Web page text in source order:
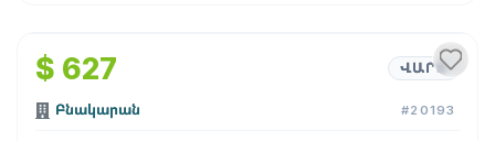
$ 627 ՎԱՐՁ
Բնակարան #20193